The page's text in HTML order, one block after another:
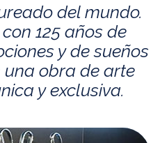
del mundo.
125 años de
y de sueños
obra de arte
y exclusiva.